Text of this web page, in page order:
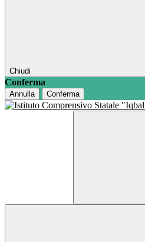
Chiudi
Conferma
Annulla Conferma